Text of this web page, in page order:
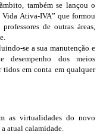
também se lançou o
Vida Ativa-IVA” que formou
de outras áreas,
se a sua manutenção e
desempenho dos meios
tidos em conta em qualquer
as virtualidades do novo
atual calamidade.